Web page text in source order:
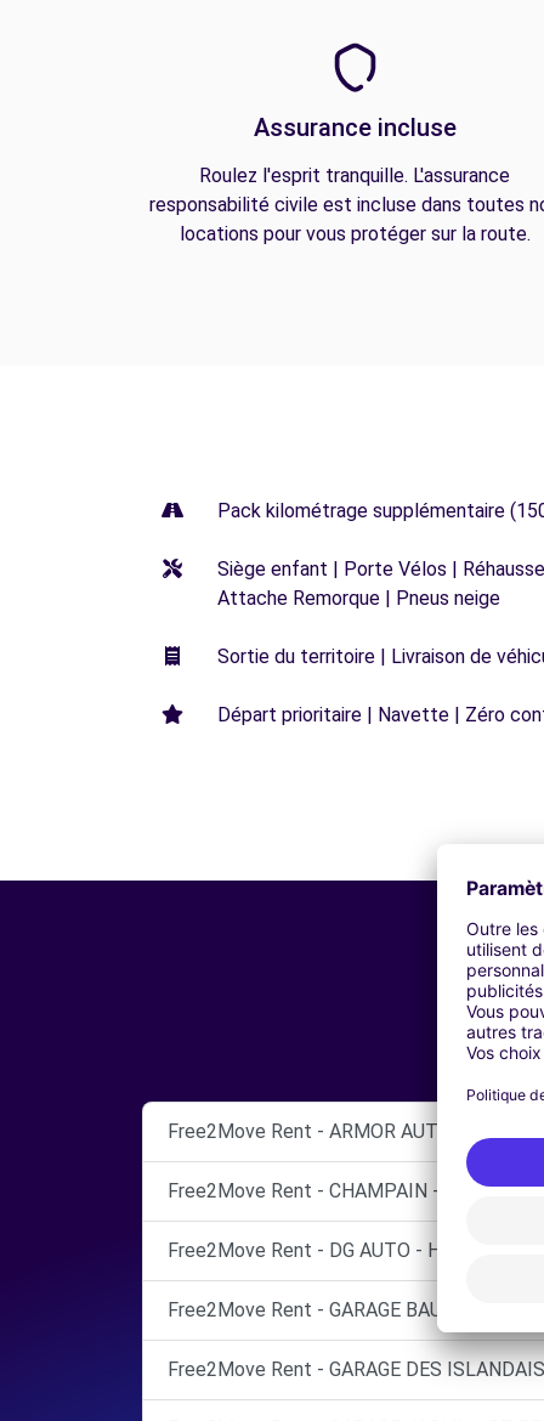
Assurance incluse
Roulez l'esprit tranquille. L'assurance
responsabilité civile est incluse dans toutes
locations pour vous protéger sur la route.
Pack kilométrage supplémentaire
Siège enfant | Porte Vélos |
Attache Remorque | Pneus neige
Sortie du territoire | Livraison de
Départ prioritaire | Navette | Zéro
Free2Move Rent - ARMOR AUTO -
Free2Move Rent - CHAMPAIN - PLOUHA
Free2Move Rent - DG AUTO - HILLION (C)
Free2Move Rent - GARAGE BAUDRY -
Free2Move Rent - GARAGE DES